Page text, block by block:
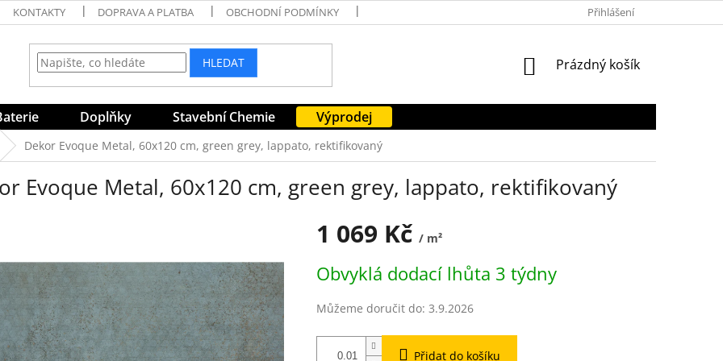
KONTAKTY DOPRAVA A PLATBA OBCHODNÍ PODMÍNKY FORMULÁŘE KE STAŽENÍ
Přihlášení
HLEDAT
NÁKUPNÍ
Prázdný košík
Doplňky Stavební Chemie Výprodej
Dekor Evoque Metal, 60x120 cm, green grey, lappato, rektifikovaný
Evoque Metal, 60x120 cm, green grey, lappato, rektifikovaný
1 069 Kč / m²
cena:
Obvyklá dodací lhůta 3 týdny
Můžeme doručit do: 3.9.2026
Přidat do košíku